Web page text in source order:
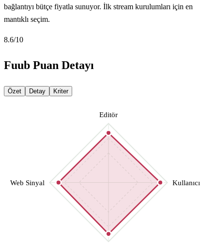
bağlantıyı bütçe fiyatla sunuyor. İlk stream kurulumları için en
mantıklı seçim.
8.6/10
Fuub Puan Detayı
Özet Detay Kriter
Editör
Kullanıcı
Web Sinyal